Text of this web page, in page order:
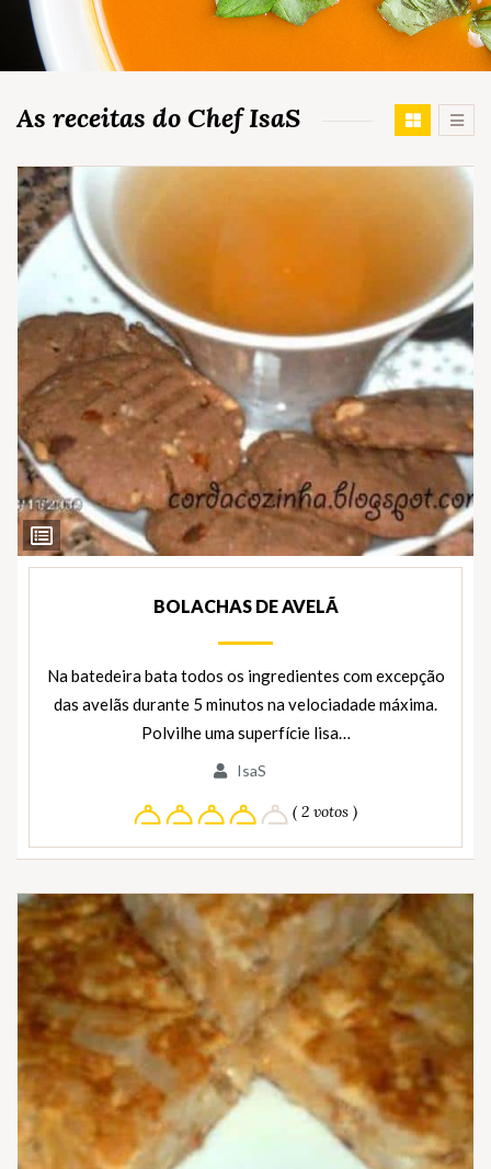
As receitas do Chef IsaS
Ver
Ingredientes
BOLACHAS DE AVELÃ
Na batedeira bata todos os ingredientes com excepção
das avelãs durante 5 minutos na velociadade máxima.
Polvilhe uma superfície lisa…
IsaS
( 2 votos )